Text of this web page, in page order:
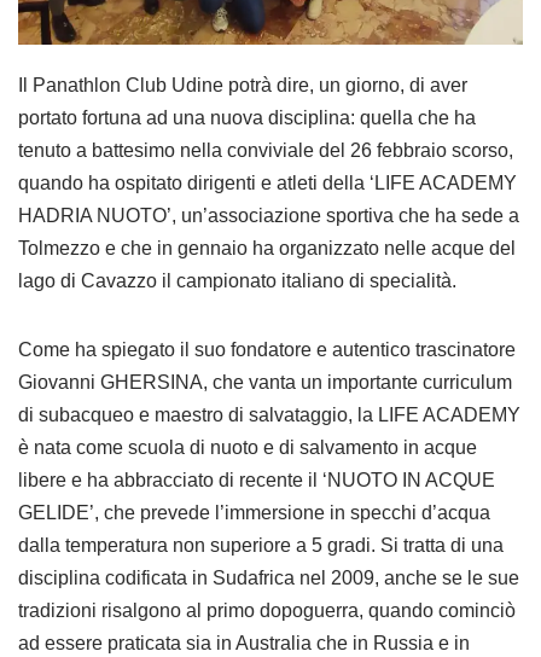
Il Panathlon Club Udine potrà dire, un giorno, di aver
portato fortuna ad una nuova disciplina: quella che ha
tenuto a battesimo nella conviviale del 26 febbraio scorso,
quando ha ospitato dirigenti e atleti della ‘LIFE ACADEMY
HADRIA NUOTO’, un’associazione sportiva che ha sede a
Tolmezzo e che in gennaio ha organizzato nelle acque del
lago di Cavazzo il campionato italiano di specialità.
Come ha spiegato il suo fondatore e autentico trascinatore
Giovanni GHERSINA, che vanta un importante curriculum
di subacqueo e maestro di salvataggio, la LIFE ACADEMY
è nata come scuola di nuoto e di salvamento in acque
libere e ha abbracciato di recente il ‘NUOTO IN ACQUE
GELIDE’, che prevede l’immersione in specchi d’acqua
dalla temperatura non superiore a 5 gradi. Si tratta di una
disciplina codificata in Sudafrica nel 2009, anche se le sue
tradizioni risalgono al primo dopoguerra, quando cominciò
ad essere praticata sia in Australia che in Russia e in